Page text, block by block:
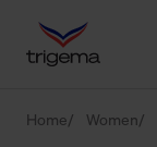
Home Women